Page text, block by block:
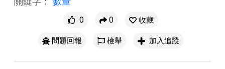
0 0
收藏
問題回報
檢舉 加入追蹤